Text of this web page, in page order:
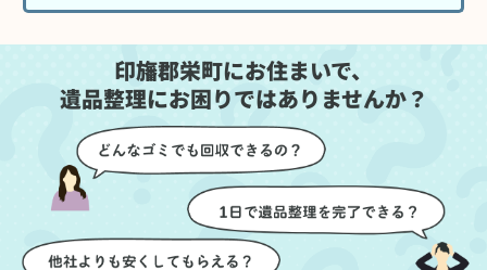
印旛郡栄町にお住まいで、
遺品整理にお困りではありませんか？